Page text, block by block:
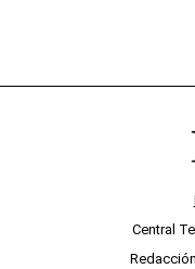
Central